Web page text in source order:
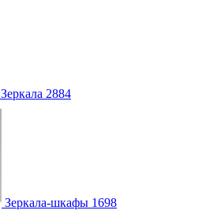
Зеркала 2884
Зеркала-шкафы 1698